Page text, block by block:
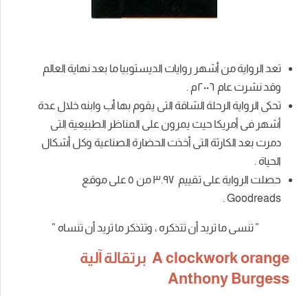
تعد الرواية من أشهر روايات الديستوبيا ما بعد نهاية العالم
وقد نشرت عام ٢٠٠٦م .
تحكى الرواية الرحلة الشاقة التى يقوم بها أب وابنه خلال عدة
أشهر فى أمريكا حيث يمرون على المناظر الطبيعية التى
دمرت بعد الكارثة التى أخذت الحضارة الصناعية وكل أشكال
الحياة .
حصلت الرواية على تقييم
٥على موقع
Goodreads
.
” تنسى ما تريد أن تتذكره ، وتتذكر ما تريد أن تنساه ”
A clockwork orange برتقالة آلية
Anthony Burgess